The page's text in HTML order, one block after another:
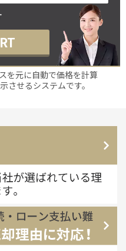
を元に自動で価格を計算
させるシステムです。